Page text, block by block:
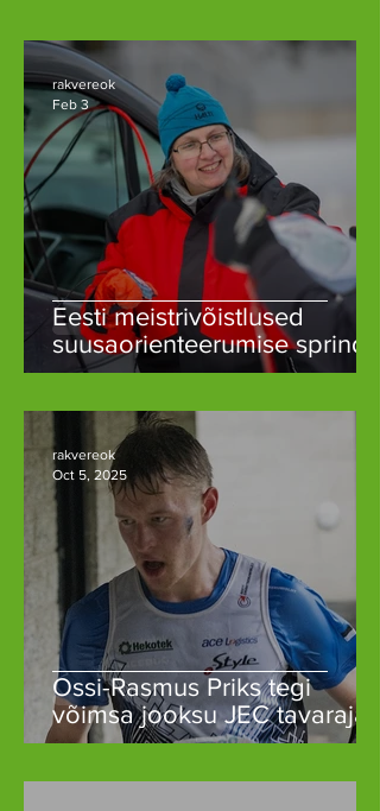
Eesti meistrivõistlused
suusaorienteerumise sprindis
ja sprinditeates Rakveres
rakvereok
Feb 3
Ossi-Rasmus Priks tegi
võimsa jooksu JEC tavarajal
rakvereok
Oct 5, 2025